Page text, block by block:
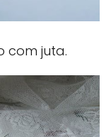
com juta.